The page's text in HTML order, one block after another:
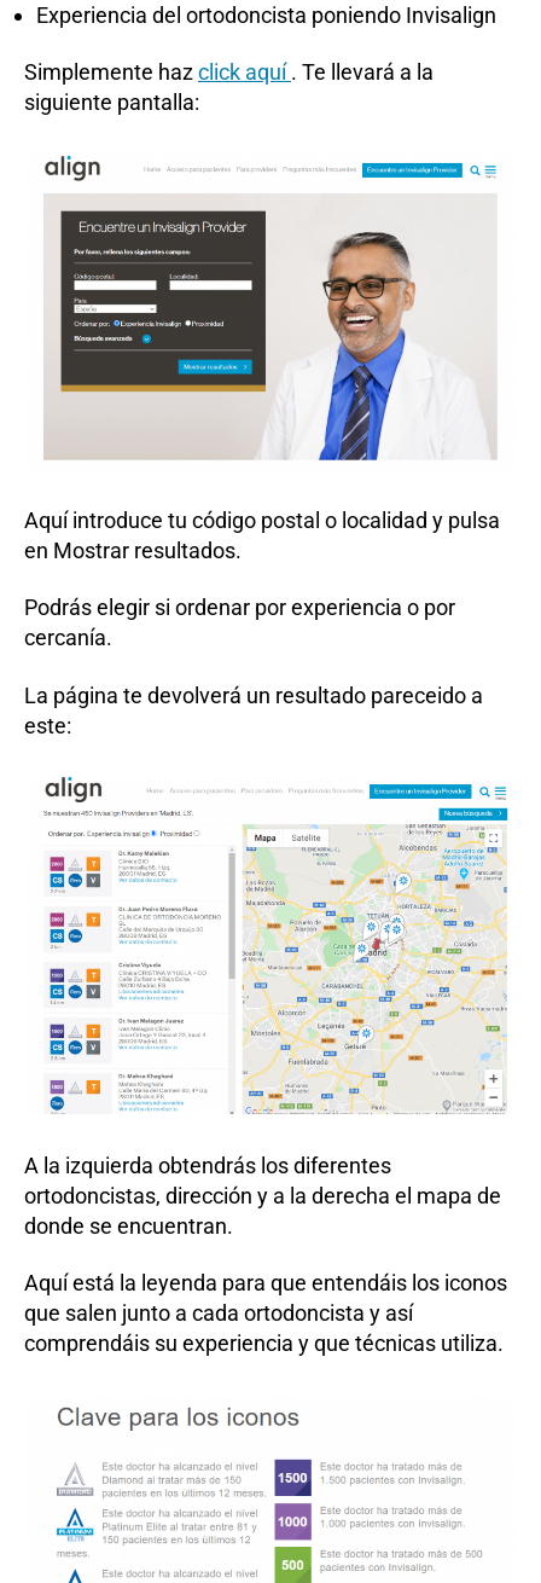
Experiencia del ortodoncista poniendo Invisalign
Simplemente hazclick aquí. Te llevará a la
siguiente pantalla:
Aquí introduce tu código postal o localidad y pulsa
en Mostrar resultados.
Podrás elegir si ordenar por experiencia o por
cercanía.
La página te devolverá un resultado pareceido a
este:
A la izquierda obtendrás los diferentes
ortodoncistas, dirección y a la derecha el mapa de
donde se encuentran.
Aquí está la leyenda para que entendáis los iconos
que salen junto a cada ortodoncista y así
comprendáis su experiencia y que técnicas utiliza.